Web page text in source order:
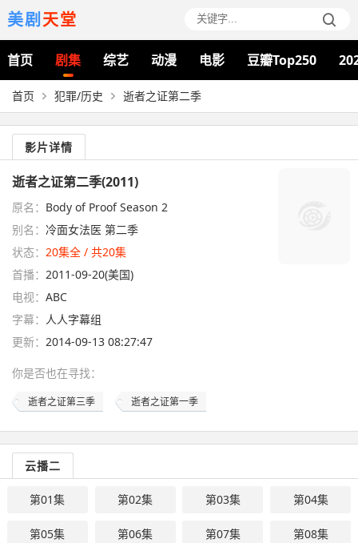
美剧天堂
首页 剧集 综艺 动漫 电影 豆瓣Top250
首页 犯罪/历史 逝者之证第二季
影片详情
逝者之证第二季(2011)
原名： Body of Proof Season 2
别名： 冷面女法医 第二季
状态： 20集全 / 共20集
首播： 2011-09-20(美国)
电视： ABC
字幕： 人人字幕组
更新： 2014-09-13 08:27:47
你是否也在寻找：
逝者之证第三季 逝者之证第一季
云播二
第01集 第02集 第03集 第04集
第05集 第06集 第07集 第08集